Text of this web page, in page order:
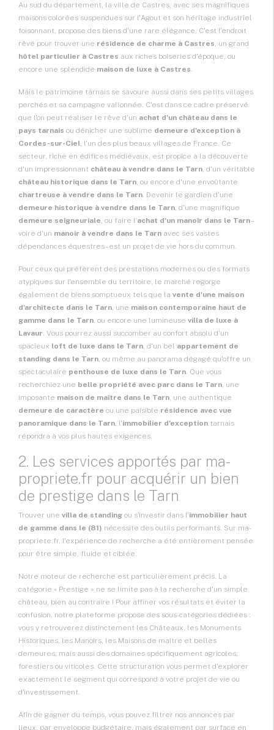
Au sud du département, la ville de Castres, avec ses magnifiques
maisons colorées suspendues sur l'Agout et son héritage industriel
foisonnant, propose des biens d'une rare élégance. C'est l'endroit
rêvé pour trouver une résidence de charme à Castres, un grand
hôtel particulier à Castres aux riches boiseries d'époque, ou
encore une splendide maison de luxe à Castres.
Mais le patrimoine tarnais se savoure aussi dans ses petits villages
perchés et sa campagne vallonnée. C'est dans ce cadre préservé
que l'on peut réaliser le rêve d'un achat d'un château dans le
pays tarnais ou dénicher une sublime demeure d'exception à
Cordes-sur-Ciel, l'un des plus beaux villages de France. Ce
secteur, riche en édifices médiévaux, est propice à la découverte
d'un impressionnant château à vendre dans le Tarn, d'un véritable
château historique dans le Tarn, ou encore d'une envoûtante
chartreuse à vendre dans le Tarn. Devenir le gardien d'une
demeure historique à vendre dans le Tarn, d'une magnifique
demeure seigneuriale, ou faire l'achat d'un manoir dans le Tarn–
voire d'un manoir à vendre dans le Tarn avec ses vastes
dépendances équestres – est un projet de vie hors du commun.
Pour ceux qui préfèrent des prestations modernes ou des formats
atypiques sur l'ensemble du territoire, le marché regorge
également de biens somptueux tels que la vente d'une maison
d'architecte dans le Tarn, une maison contemporaine haut de
gamme dans le Tarn, ou encore une lumineuse villa de luxe à
Lavaur. Vous pourrez aussi succomber au confort absolu d'un
spacieux loft de luxe dans le Tarn, d'un bel appartement de
standing dans le Tarn, ou même au panorama dégagé qu'offre un
spectaculaire penthouse de luxe dans le Tarn. Que vous
recherchiez une belle propriété avec parc dans le Tarn, une
imposante maison de maître dans le Tarn, une authentique
demeure de caractère ou une paisible résidence avec vue
panoramique dans le Tarn, l'immobilier d'exception tarnais
répondra à vos plus hautes exigences.
2. Les services apportés par ma-
propriete.fr pour acquérir un bien
de prestige dans le Tarn
Trouver une villa de standing ou s'investir dans l'immobilier haut
de gamme dans le (81) nécessite des outils performants. Sur ma-
propriete.fr, l'expérience de recherche a été entièrement pensée
pour être simple, fluide et ciblée.
Notre moteur de recherche est particulièrement précis. La
catégorie « Prestige » ne se limite pas à la recherche d'un simple
château, bien au contraire ! Pour affiner vos résultats et éviter la
confusion, notre plateforme propose des sous-catégories dédiées :
vous y retrouverez distinctement les Châteaux, les Monuments
Historiques, les Manoirs, les Maisons de maître et belles
demeures, mais aussi des domaines spécifiquement agricoles,
forestiers ou viticoles. Cette structuration vous permet d'explorer
exactement le segment qui correspond à votre projet de vie ou
d'investissement.
Afin de gagner du temps, vous pouvez filtrer nos annonces par
lieux, par enveloppe budgétaire, mais également par surface en